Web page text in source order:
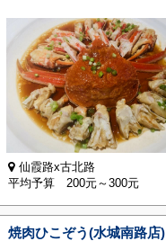
仙霞路x古北路
平均予算 200元～300元
焼肉ひこぞう(水城南路店)